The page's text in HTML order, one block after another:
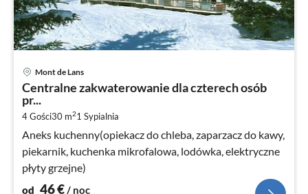
Mont de Lans
Centralne zakwaterowanie dla czterech osób
pr...
4 Gości30 m21 Sypialnia
Aneks kuchenny(opiekacz do chleba, zaparzacz do kawy,
piekarnik, kuchenka mikrofalowa, lodówka, elektryczne
płyty grzejne)
od 46€/ noc